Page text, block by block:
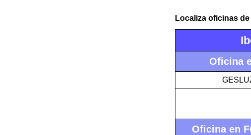
Localiza oficinas
Oficina
Oficina en